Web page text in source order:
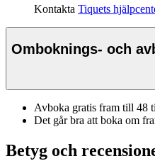
Kontakta Tiquets
Omboknings- och
Avboka gratis fram till 48
Det går bra att boka om
Betyg och